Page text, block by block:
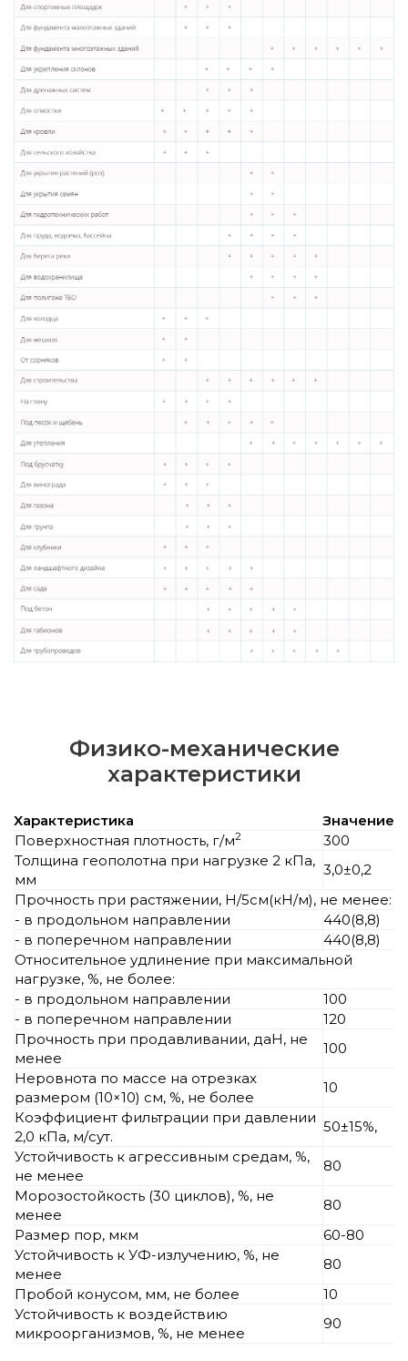
Физико-механические
характеристики
Характеристика
Значение
Поверхностная плотность, г/м2
300
Толщина геополотна при нагрузке 2 кПа,
мм
3,0±0,2
Прочность при растяжении, Н/5см(кН/м), не менее:
- в продольном направлении
440(8,8)
- в поперечном направлении
440(8,8)
Относительное удлинение при максимальной
нагрузке, %, не более:
- в продольном направлении
100
- в поперечном направлении
120
Прочность при продавливании, даН, не
менее
100
Неровнота по массе на отрезках
размером (10×10) см, %, не более
10
Коэффициент фильтрации при давлении
2,0 кПа, м/сут.
50±15%,
Устойчивость к агрессивным средам, %,
не менее
80
Морозостойкость (30 циклов), %, не
менее
80
Размер пор, мкм
60-80
Устойчивость к УФ-излучению, %, не
менее
80
Пробой конусом, мм, не более
10
Устойчивость к воздействию
микроорганизмов, %, не менее
90